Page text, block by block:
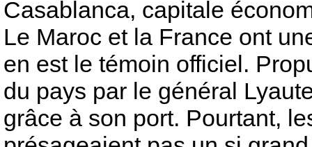
Casablanca, capitale
Le Maroc et la France ont
en est le témoin officiel.
du pays par le général
grâce à son port. Pourtant,